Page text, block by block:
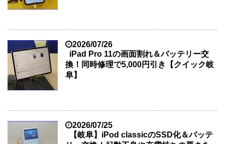
2026/07/26
iPad Pro 11の画面割れ＆バッテリー交
換！同時修理で5,000円引き【クイック岐
阜】
2026/07/25
【岐阜】iPod classicのSSD化＆バッテ